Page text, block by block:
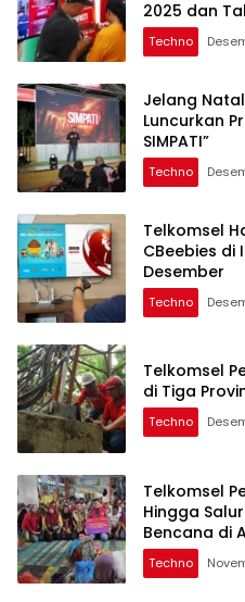
2025 dan
Techno
Jelang
Luncurkan
SIMPATI”
Techno
Telkomsel
CBeebies di
Desember
Techno
Telkomsel
di Tiga
Techno
Telkomsel
Hingga
Bencana di
Techno